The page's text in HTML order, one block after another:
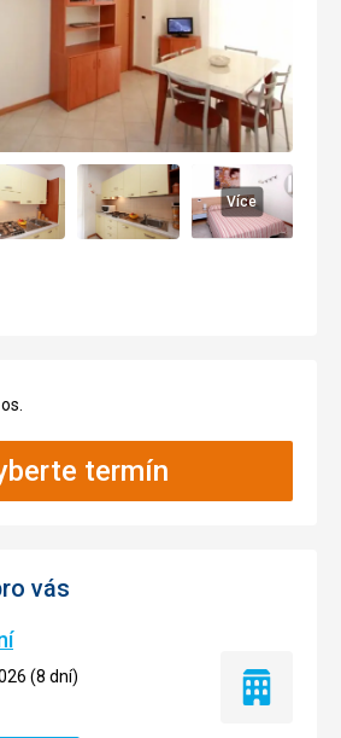
Více
termín
vás
(8 dní)
Pouze